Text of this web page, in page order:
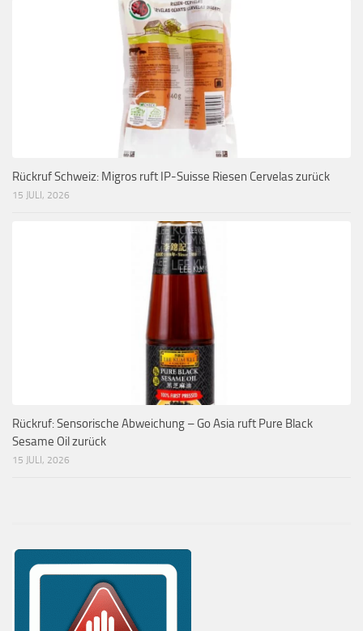
Rückruf Schweiz: Migros ruft IP-Suisse Riesen Cervelas zurück
15 JULI, 2026
Rückruf: Sensorische Abweichung – Go Asia ruft Pure Black
Sesame Oil zurück
15 JULI, 2026